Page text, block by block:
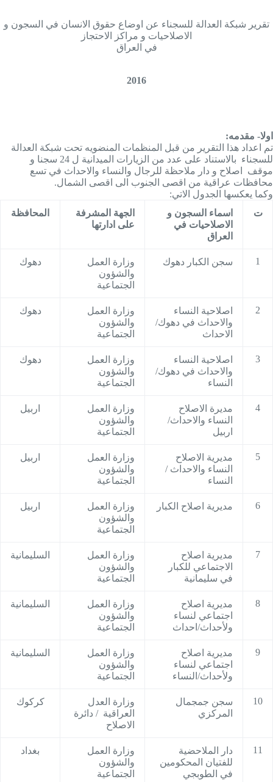
تقرير شبكة العدالة للسجناء عن اوضاع حقوق الانسان في السجون و
الاصلاحيات و مراكز الاحتجاز
في العراق
2016
اولا- مقدمه:
تم اعداد هذا التقرير من قبل المنظمات المنضويه تحت شبكة العدالة
للسجناء بالاستناد على عدد من الزيارات الميدانية ل 24 سجنا و
موقف اصلاح و دار ملاحظة للرجال والنساء والاحداث في تسع
محافظات عراقية من اقصى الجنوب الى اقصى الشمال.
وكما يعكسها الجدول الاتي:
ت
اسماء السجون و
الاصلاحيات في
العراق
الجهة المشرفة
على ادارتها
المحافظة
1 سجن الكبار دهوك
وزارة العمل
والشؤون
الجتماعية
دهوك
2
اصلاحية النساء
والاحداث في دهوك/
الاحداث
وزارة العمل
والشؤون
الجتماعية
دهوك
3
اصلاحية النساء
والاحداث في دهوك/
النساء
وزارة العمل
والشؤون
الجتماعية
دهوك
4
مديرة الاصلاح
النساء والاحداث/
اربيل
وزارة العمل
والشؤون
الجتماعية
اربيل
5
مديرية الاصلاح
النساء والاحداث /
النساء
وزارة العمل
والشؤون
الجتماعية
اربيل
6 مديرية اصلاح الكبار
وزارة العمل
والشؤون
الجتماعية
اربيل
7
مديرية اصلاح
الاجتماعي للكبار
في سليمانية
وزارة العمل
والشؤون
الجتماعية
السليمانية
8
مديرية اصلاح
اجتماعي لنساء
ولأحداث/احداث
وزارة العمل
والشؤون
الجتماعية
السليمانية
9
مديرية اصلاح
اجتماعي لنساء
ولأحداث/النساء
وزارة العمل
والشؤون
الجتماعية
السليمانية
10
سجن جمجمال
المركزي
وزارة العدل
العراقية / دائرة
الاصلاح
كركوك
11
دار الملاحضية
للفتيان المحكومين
في الطوبجي
وزارة العمل
والشؤون
الجتماعية
بغداد